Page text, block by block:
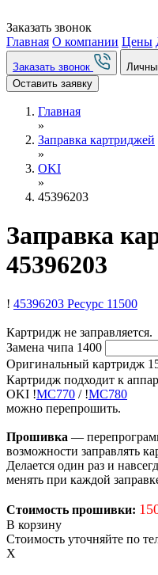
Заказать звонок
Главная О компании Цены
Заказать звонок
Оставить заявку
Главная
»
Заправка картриджей
»
OKI
»
45396203
Заправка
45396203
! 45396203 Ресурс 11500
Картридж не заправляется.
Замена чипа 1400
Оригинальный картридж
Картридж подходит к
OKI !MC770 / !MC780
можно перепрошить.
Прошивка —
возможности заправлять
Делается один раз и
менять при каждой
Стоимость прошивки:
В корзину
Стоимость уточняйте по
X